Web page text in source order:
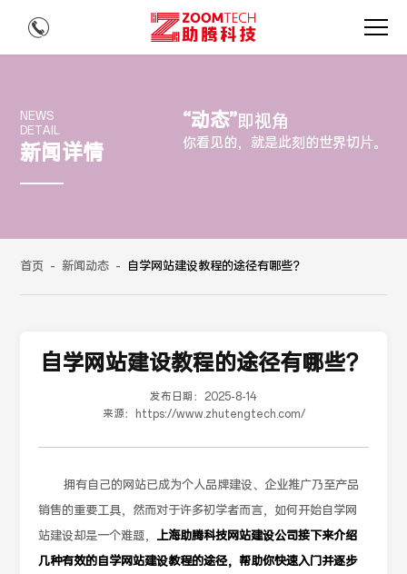
NEWS
DETAIL
新闻详情
“动态”即视角
你看见的，就是此刻的世界切片。
首页 - 新闻动态 - 自学网站建设教程的途径有哪些？
自学网站建设教程的途径有哪些？
发布日期： 2025-8-14
来源：
https://www.zhutengtech.com/
拥有自己的网站已成为个人品牌建设、企业推广乃至产品
销售的重要工具，然而对于许多初学者而言，如何开始自学网
站建设却是一个难题， 上海助腾科技网站建设公司接下来介绍
几种有效的自学网站建设教程的途径，帮助你快速入门并逐步